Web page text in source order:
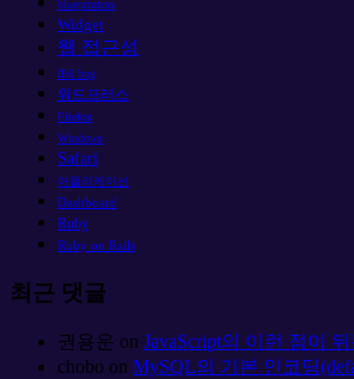
blueprintcss
Widget
웹 접근성
IE6 bug
워드프레스
Firefox
Windows
Safari
어플리케이션
Dashboard
Ruby
Ruby on Rails
최근 댓글
권용운 on JavaScript의 이런 점이
chobo on MySQL의 기본 인코딩